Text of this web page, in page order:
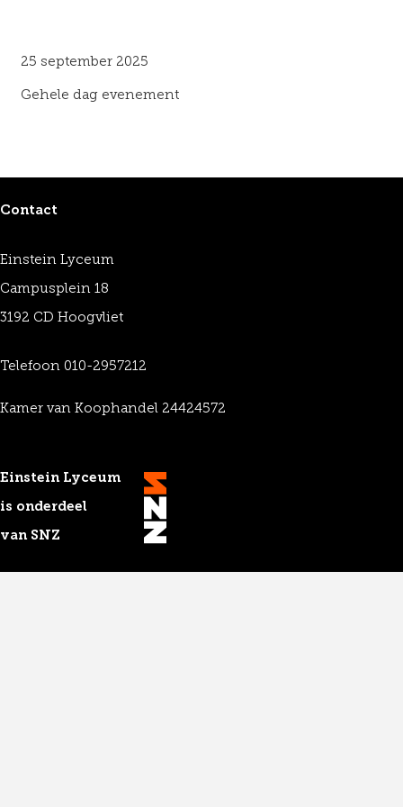
25 september 2025
Gehele dag evenement
Contact
Einstein Lyceum
Campusplein 18
3192 CD Hoogvliet
Telefoon 010-2957212
Kamer van Koophandel 24424572
Einstein Lyceum
is onderdeel
van SNZ